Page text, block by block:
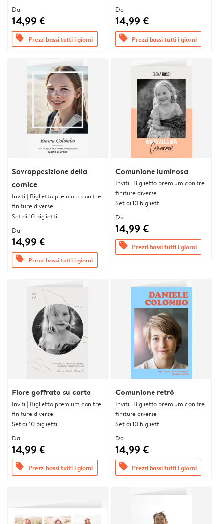
Da
14,99 €
offers Prezzi bassi tutti i giorni
Da
14,99 €
offers Prezzi bassi tutti i giorni
Sovrapposizione della
cornice
Inviti | Biglietto premium con tre
finiture diverse
Set di 10 biglietti
Da
14,99 €
offers Prezzi bassi tutti i giorni
Comunione luminosa
Inviti | Biglietto premium con tre
finiture diverse
Set di 10 biglietti
Da
14,99 €
offers Prezzi bassi tutti i giorni
Fiore goffrato su carta
Inviti | Biglietto premium con tre
finiture diverse
Set di 10 biglietti
Da
14,99 €
offers Prezzi bassi tutti i giorni
Comunione retrò
Inviti | Biglietto premium con tre
finiture diverse
Set di 10 biglietti
Da
14,99 €
offers Prezzi bassi tutti i giorni